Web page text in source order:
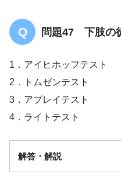
問題47 下肢の
1．アイヒホッフテスト
2．トムゼンテスト
3．アプレイテスト
4．ライトテスト
解答・解説